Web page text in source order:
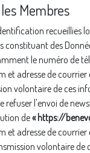
Membres
recueillies
constituant des
le numéro de
et adresse de
volontaire de ces
l'envoi de
de« https://
et adresse de
volontaire